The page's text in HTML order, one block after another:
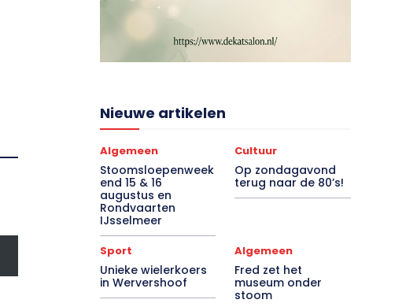
Nieuwe artikelen
Algemeen
Stoomsloepenweek
end 15 & 16
augustus en
Rondvaarten
IJsselmeer
Cultuur
Op zondagavond
terug naar de 80’s!
Sport
Unieke wielerkoers
in Wervershoof
Algemeen
Fred zet het
museum onder
stoom